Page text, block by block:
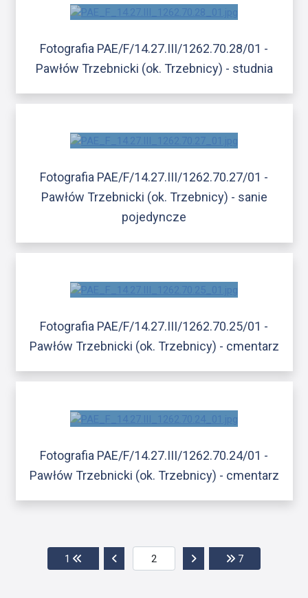
Fotografia PAE/F/14.27.III/1262.70.28/01 -
Pawłów Trzebnicki (ok. Trzebnicy) - studnia
Fotografia PAE/F/14.27.III/1262.70.27/01 -
Pawłów Trzebnicki (ok. Trzebnicy) - sanie
pojedyncze
Fotografia PAE/F/14.27.III/1262.70.25/01 -
Pawłów Trzebnicki (ok. Trzebnicy) - cmentarz
Fotografia PAE/F/14.27.III/1262.70.24/01 -
Pawłów Trzebnicki (ok. Trzebnicy) - cmentarz
1 Przejdź do pierwszej strony
Przejdź do poprzedniej stronyPrzejdź do następnej
7Przejdź do